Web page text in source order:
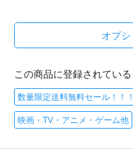
オプ
この商品に登録されてい
数量限定送料無料セール！！！
映画・TV・アニメ・ゲーム他